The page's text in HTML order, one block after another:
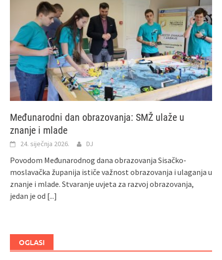
Međunarodni dan obrazovanja: SMŽ ulaže u
znanje i mlade
24. siječnja 2026. DJ
Povodom Međunarodnog dana obrazovanja Sisačko-
moslavačka županija ističe važnost obrazovanja i ulaganja u
znanje i mlade. Stvaranje uvjeta za razvoj obrazovanja,
jedan je od [...]
OGLASI